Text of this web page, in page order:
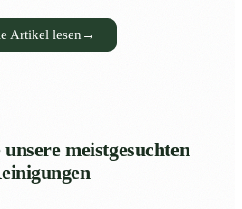
Artikel lesen →
meistgesuchten